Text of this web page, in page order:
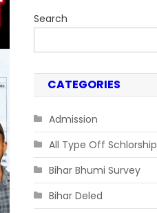
Search
CATEGORIES
Admission
All Type Off Schlorship
Bihar Bhumi Survey
Bihar Deled